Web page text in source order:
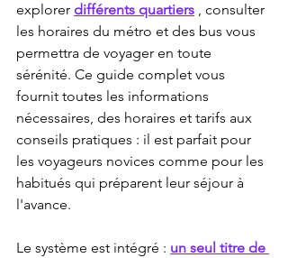
explorer différents quartiers , consulter
les horaires du métro et des bus vous
permettra de voyager en toute
sérénité. Ce guide complet vous
fournit toutes les informations
nécessaires, des horaires et tarifs aux
conseils pratiques : il est parfait pour
les voyageurs novices comme pour les
habitués qui préparent leur séjour à
l'avance.
Le système est intégré : un seul titre de